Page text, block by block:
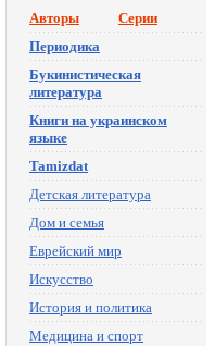
Авторы
Серии
Периодика
Букинистическая
литература
Книги на украинском
языке
Tamizdat
Детская литература
Дом и семья
Еврейский мир
Искусство
История и политика
Медицина и спорт